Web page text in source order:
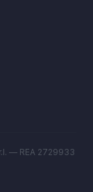
— REA 2729933